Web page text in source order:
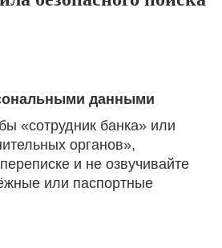
данными
«сотрудник банка» или
органов»,
и не озвучивайте
или паспортные